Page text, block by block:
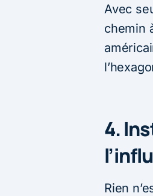
Avec
chemin
4.
Rien